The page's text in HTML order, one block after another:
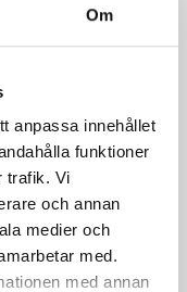
Om
anpassa innehållet
funktioner
trafik. Vi
och annan
medier och
med.
med annan